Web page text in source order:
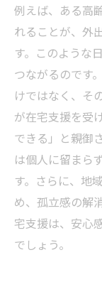
例えば、ある高
れることが、外
す。このような
つながるのです
けではなく、そ
が在宅支援を受
できる」と親御
は個人に留まら
す。さらに、地
め、孤立感の解
宅支援は、安心
でしょう。